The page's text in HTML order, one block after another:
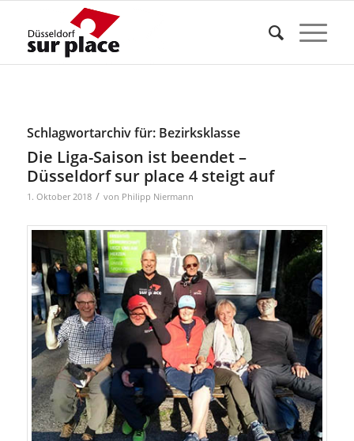
Schlagwortarchiv für: Bezirksklasse
Die Liga-Saison ist beendet –
Düsseldorf sur place 4 steigt auf
1. Oktober 2018 / von Philipp Niermann